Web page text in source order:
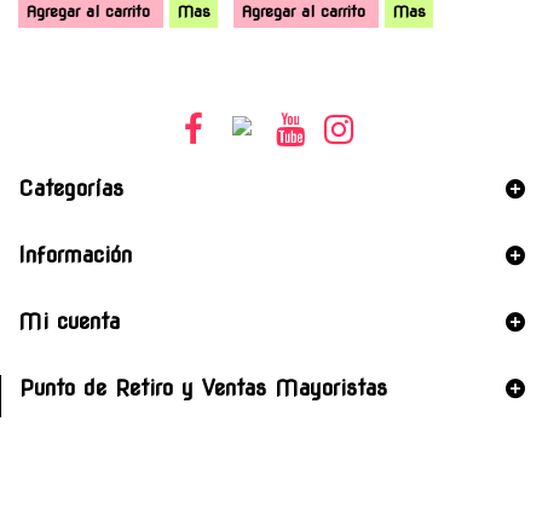
Agregar al carrito Mas Agregar al carrito Mas
Categorías
Información
Mi cuenta
Punto de Retiro y Ventas Mayoristas